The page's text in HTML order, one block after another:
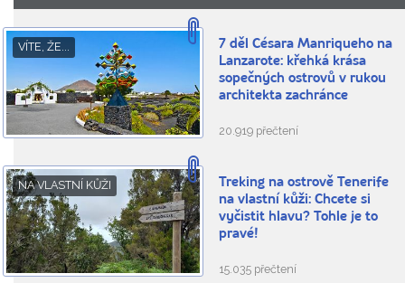
VÍTE, ŽE...
7 děl Césara Manriqueho na
Lanzarote: křehká krása
sopečných ostrovů v rukou
architekta zachránce
20.919 přečtení
NA VLASTNÍ KŮŽI
Treking na ostrově Tenerife
na vlastní kůži: Chcete si
vyčistit hlavu? Tohle je to
pravé!
15.035 přečtení